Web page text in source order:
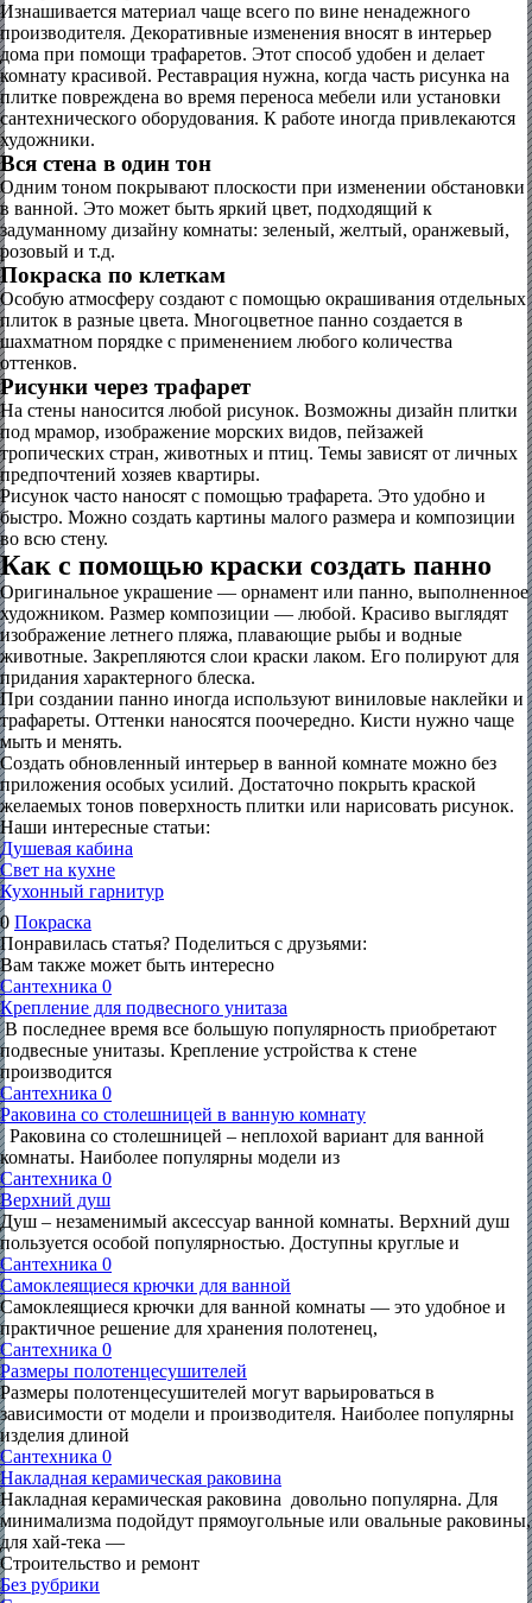
Изнашивается материал чаще всего по вине ненадежного
производителя. Декоративные изменения вносят в интерьер
дома при помощи трафаретов. Этот способ удобен и делает
комнату красивой. Реставрация нужна, когда часть рисунка на
плитке повреждена во время переноса мебели или установки
сантехнического оборудования. К работе иногда привлекаются
художники.
Вся стена в один тон
Одним тоном покрывают плоскости при изменении обстановки
в ванной. Это может быть яркий цвет, подходящий к
задуманному дизайну комнаты: зеленый, желтый, оранжевый,
розовый и т.д.
Покраска по клеткам
Особую атмосферу создают с помощью окрашивания отдельных
плиток в разные цвета. Многоцветное панно создается в
шахматном порядке с применением любого количества
оттенков.
Рисунки через трафарет
На стены наносится любой рисунок. Возможны дизайн плитки
под мрамор, изображение морских видов, пейзажей
тропических стран, животных и птиц. Темы зависят от личных
предпочтений хозяев квартиры.
Рисунок часто наносят с помощью трафарета. Это удобно и
быстро. Можно создать картины малого размера и композиции
во всю стену.
Как с помощью краски создать панно
Оригинальное украшение — орнамент или панно, выполненное
художником. Размер композиции — любой. Красиво выглядят
изображение летнего пляжа, плавающие рыбы и водные
животные. Закрепляются слои краски лаком. Его полируют для
придания характерного блеска.
При создании панно иногда используют виниловые наклейки и
трафареты. Оттенки наносятся поочередно. Кисти нужно чаще
мыть и менять.
Создать обновленный интерьер в ванной комнате можно без
приложения особых усилий. Достаточно покрыть краской
желаемых тонов поверхность плитки или нарисовать рисунок.
Наши интересные статьи:
Душевая кабина
Свет на кухне
Кухонный гарнитур
0 Покраска
Понравилась статья? Поделиться с друзьями:
Вам также может быть интересно
Сантехника 0
Крепление для подвесного унитаза
В последнее время все большую популярность приобретают
подвесные унитазы. Крепление устройства к стене
производится
Сантехника 0
Раковина со столешницей в ванную комнату
Раковина со столешницей – неплохой вариант для ванной
комнаты. Наиболее популярны модели из
Сантехника 0
Верхний душ
Душ – незаменимый аксессуар ванной комнаты. Верхний душ
пользуется особой популярностью. Доступны круглые и
Сантехника 0
Самоклеящиеся крючки для ванной
Самоклеящиеся крючки для ванной комнаты — это удобное и
практичное решение для хранения полотенец,
Сантехника 0
Размеры полотенцесушителей
Размеры полотенцесушителей могут варьироваться в
зависимости от модели и производителя. Наиболее популярны
изделия длиной
Сантехника 0
Накладная керамическая раковина
Накладная керамическая раковина довольно популярна. Для
минимализма подойдут прямоугольные или овальные раковины,
для хай-тека —
Строительство и ремонт
Без рубрики